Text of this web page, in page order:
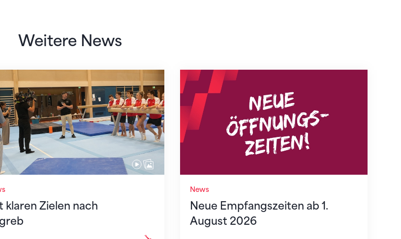
Weitere News
klaren Zielen nach
Zielen nach Zagreb
News
Neue Empfangszeiten ab 1.
August 2026
Neue Empfangszeiten ab 1. August 2026